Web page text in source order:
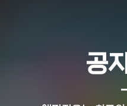
공